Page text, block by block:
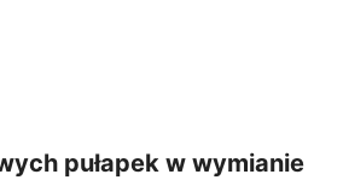
pułapek w wymianie